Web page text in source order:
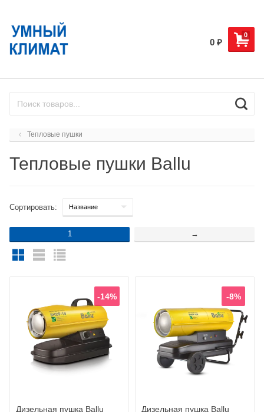
0
0 ₽
Тепловые пушки
Тепловые пушки Ballu
Сортировать:
1 →
-14%
Дизельная пушка Ballu
-8%
Дизельная пушка Ballu